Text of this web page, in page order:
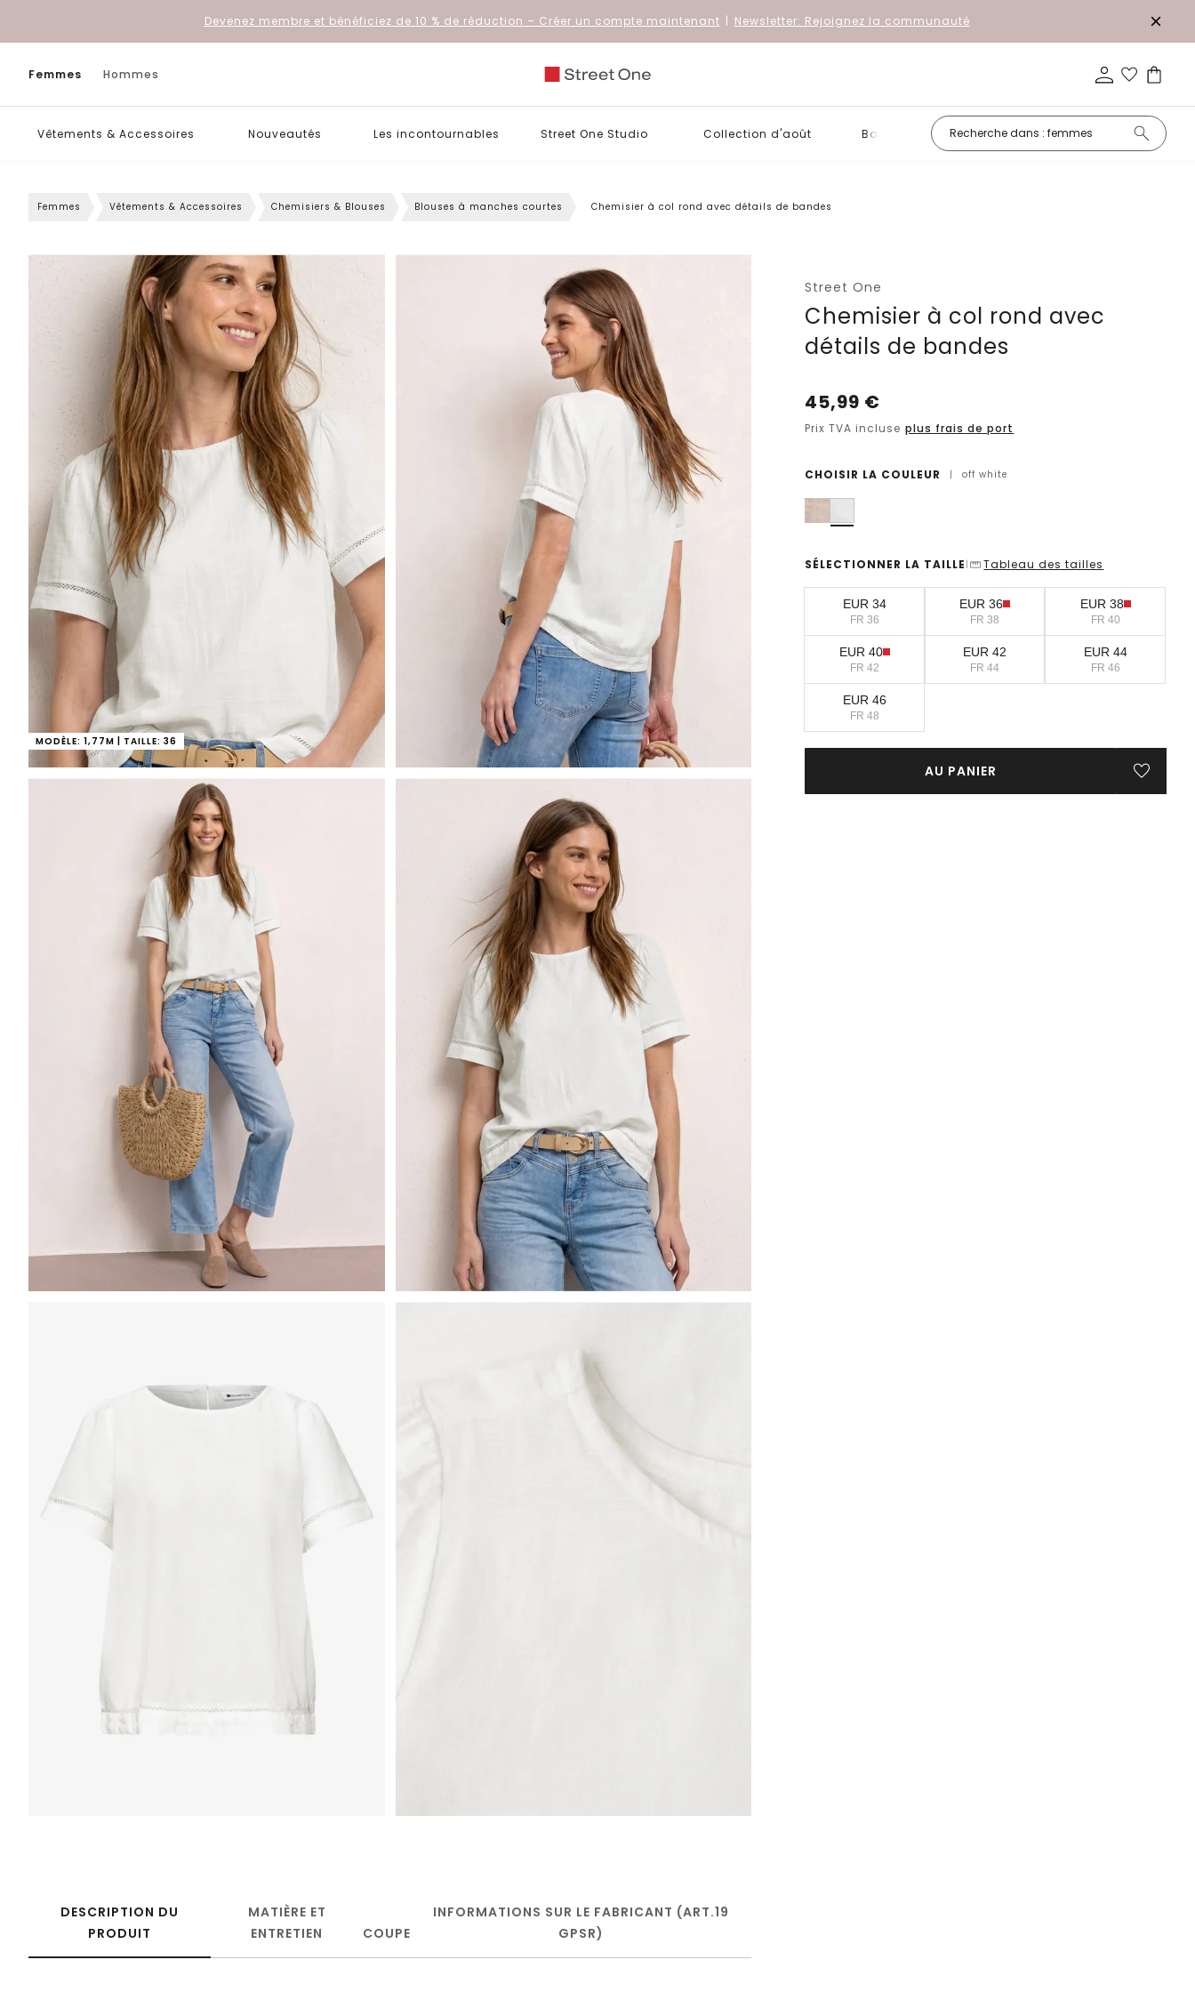
Devenez membre et bénéficiez de 10 % de réduction – Créer un compte maintenant | Newsletter: Rejoignez la communauté
Femmes Hommes
Vêtements & Accessoires Nouveautés Les incontournables Street One Studio Collection d'août Basiques Petits prix
Femmes Vêtements & Accessoires Chemisiers & Blouses Blouses à manches courtes Chemisier à col rond avec détails de bandes
MODÈLE: 1,77M | TAILLE: 36
Street One
Chemisier à col rond avec
détails de bandes
45,99 €
Prix TVA incluse plus frais de port
CHOISIR LA COULEUR | off white
SÉLECTIONNER LA TAILLE | Tableau des tailles
EUR 34
FR 36
EUR 36
FR 38
EUR 38
FR 40
EUR 40
FR 42
EUR 42
FR 44
EUR 44
FR 46
EUR 46
FR 48
AU PANIER
DESCRIPTION DU
PRODUIT
MATIÈRE ET
ENTRETIEN
COUPE
INFORMATIONS SUR LE FABRICANT (ART.19
GPSR)